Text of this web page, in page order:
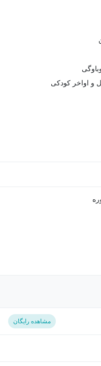
و اواخر کودکی
مشاهده رایگان